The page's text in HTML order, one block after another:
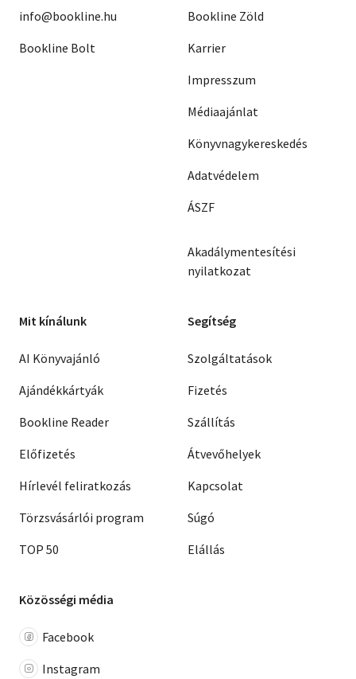
info@bookline.hu
Bookline Bolt
Bookline Zöld
Karrier
Impresszum
Médiaajánlat
Könyvnagykereskedés
Adatvédelem
ÁSZF
Akadálymentesítési
nyilatkozat
Mit kínálunk
AI Könyvajánló
Ajándékkártyák
Bookline Reader
Előfizetés
Hírlevél feliratkozás
Törzsvásárlói program
TOP 50
Segítség
Szolgáltatások
Fizetés
Szállítás
Átvevőhelyek
Kapcsolat
Súgó
Elállás
Közösségi média
Facebook
Instagram